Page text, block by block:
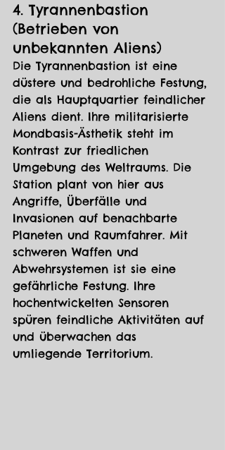
4. Tyrannenbastion
(Betrieben von
unbekannten Aliens)
Die Tyrannenbastion ist eine
düstere und bedrohliche Festung,
die als Hauptquartier feindlicher
Aliens dient. Ihre militarisierte
Mondbasis-Ästhetik steht im
Kontrast zur friedlichen
Umgebung des Weltraums. Die
Station plant von hier aus
Angriffe, Überfälle und
Invasionen auf benachbarte
Planeten und Raumfahrer. Mit
schweren Waffen und
Abwehrsystemen ist sie eine
gefährliche Festung. Ihre
hochentwickelten Sensoren
spüren feindliche Aktivitäten auf
und überwachen das
umliegende Territorium.